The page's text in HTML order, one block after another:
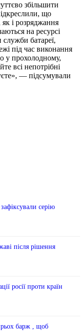
збільшити
що
як і розряджання
на ресурсі
батареї,
під час виконання
у прохолодному,
всі непотрібні
— підсумували
серію
після рішення
росії проти країн
барж , щоб